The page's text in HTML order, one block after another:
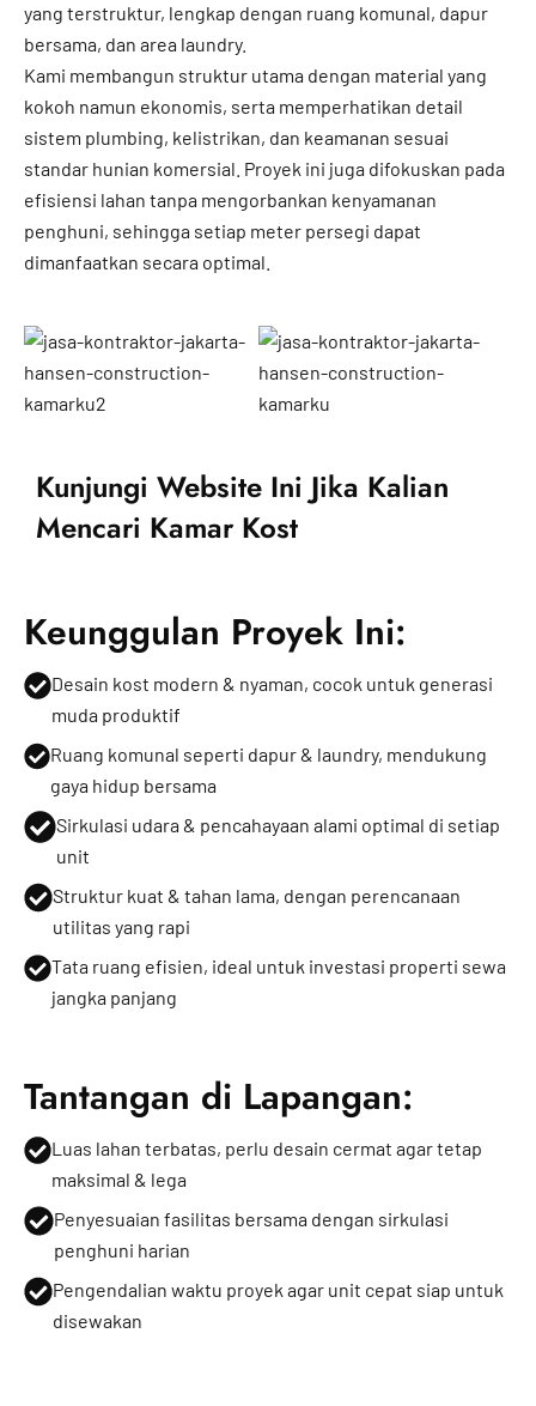
yang terstruktur, lengkap dengan ruang komunal, dapur
bersama, dan area laundry.
Kami membangun struktur utama dengan material yang
kokoh namun ekonomis, serta memperhatikan detail
sistem plumbing, kelistrikan, dan keamanan sesuai
standar hunian komersial. Proyek ini juga difokuskan pada
efisiensi lahan tanpa mengorbankan kenyamanan
penghuni, sehingga setiap meter persegi dapat
dimanfaatkan secara optimal.
Kunjungi Website Ini Jika Kalian
Mencari Kamar Kost
Keunggulan Proyek Ini:
Desain kost modern & nyaman, cocok untuk generasi
muda produktif
Ruang komunal seperti dapur & laundry, mendukung
gaya hidup bersama
Sirkulasi udara & pencahayaan alami optimal di setiap
unit
Struktur kuat & tahan lama, dengan perencanaan
utilitas yang rapi
Tata ruang efisien, ideal untuk investasi properti sewa
jangka panjang
Tantangan di Lapangan:
Luas lahan terbatas, perlu desain cermat agar tetap
maksimal & lega
Penyesuaian fasilitas bersama dengan sirkulasi
penghuni harian
Pengendalian waktu proyek agar unit cepat siap untuk
disewakan